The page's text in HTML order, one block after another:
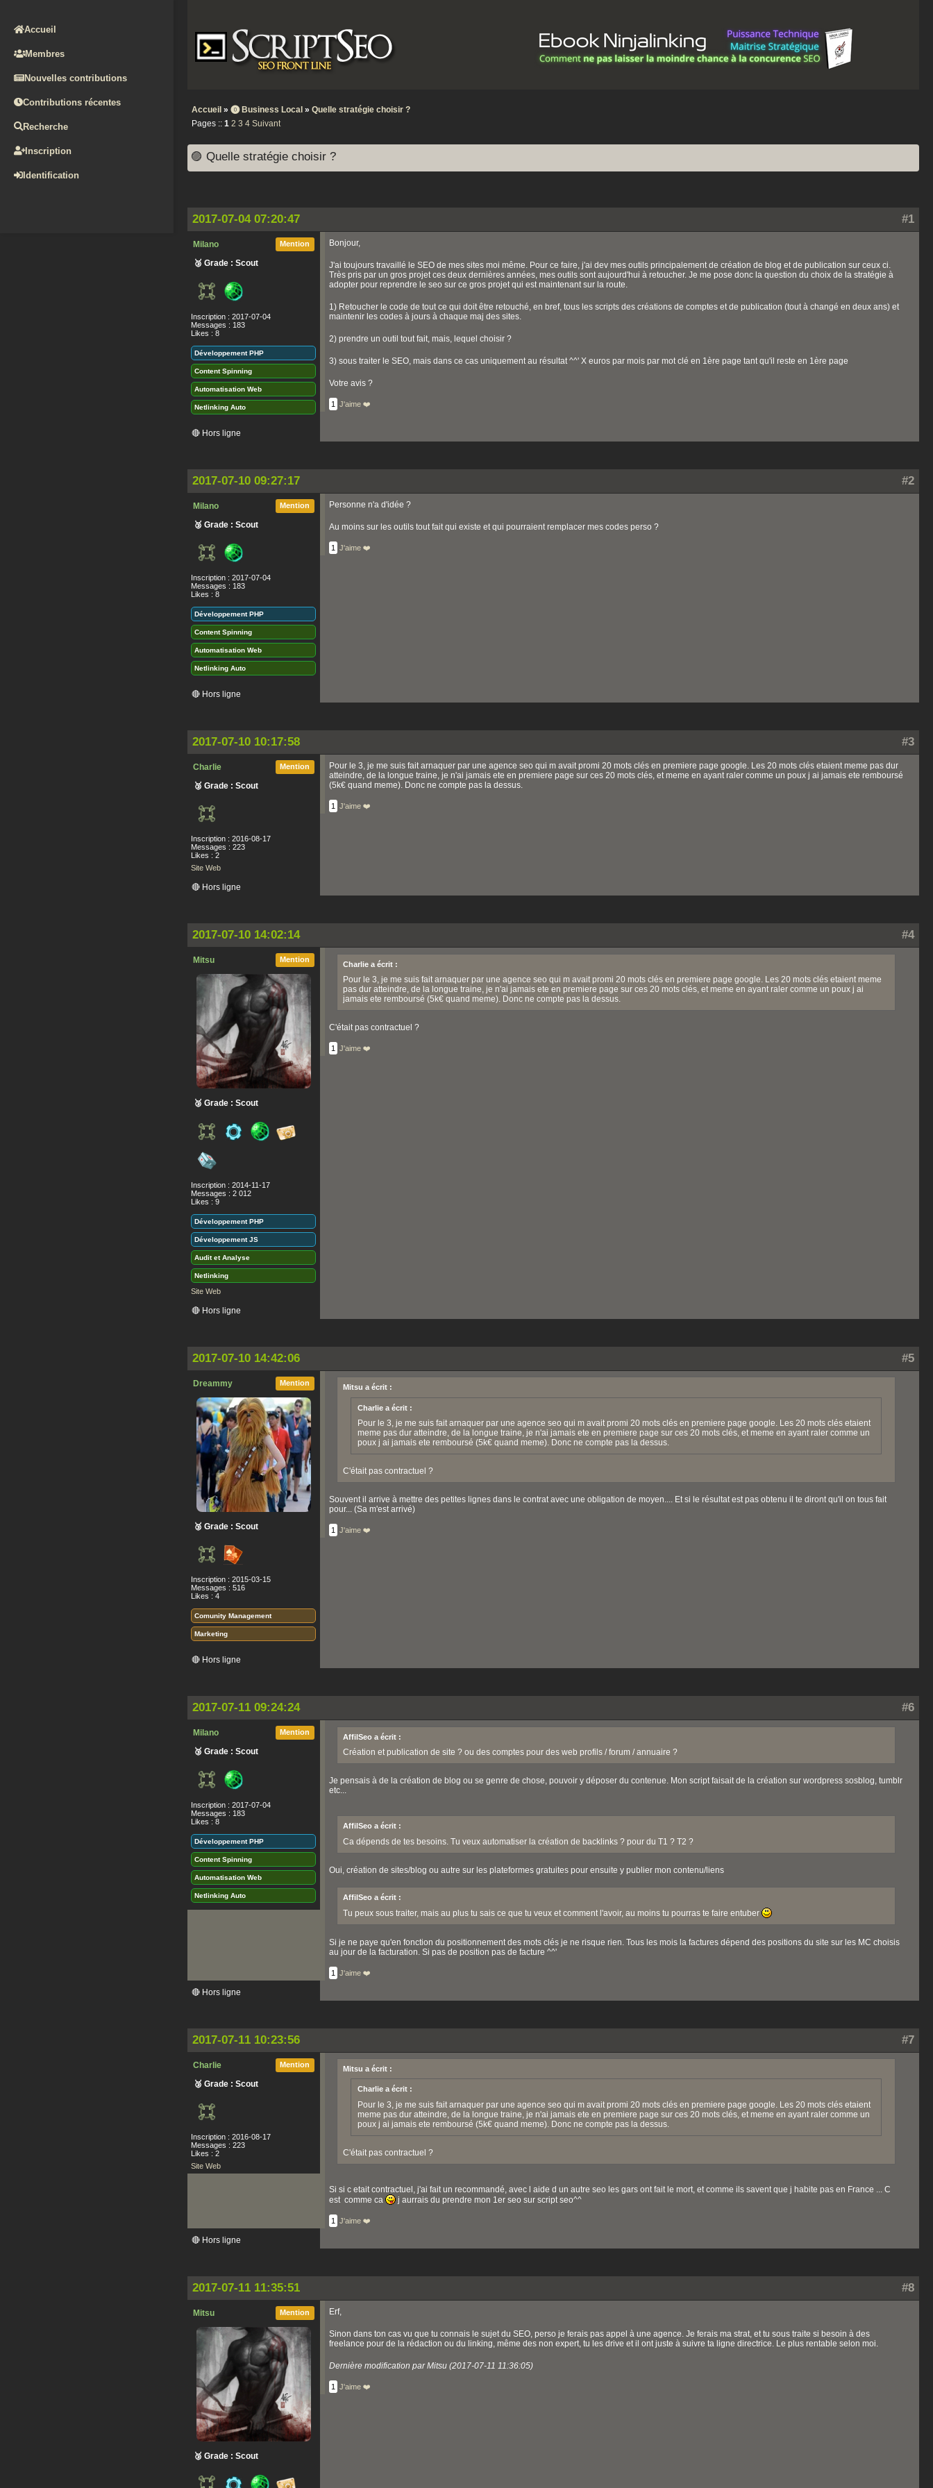
Accueil
Membres
Nouvelles contributions
Contributions récentes
Recherche
Inscription
Identification
Accueil » ⓿ Business Local » Quelle stratégie choisir ?
Pages :: 1 2 3 4 Suivant
🟣 Quelle stratégie choisir ?
#1
2017-07-04 07:20:47
Mention
Milano
🥉 Grade : Scout
Inscription : 2017-07-04
Messages : 183
Likes : 8
Développement PHP
Content Spinning
Automatisation Web
Netlinking Auto
Bonjour,
J'ai toujours travaillé le SEO de mes sites moi même. Pour ce faire, j'ai dev mes outils principalement de création de blog et de publication sur ceux ci.
Très pris par un gros projet ces deux dernières années, mes outils sont aujourd'hui à retoucher. Je me pose donc la question du choix de la stratégie à
adopter pour reprendre le seo sur ce gros projet qui est maintenant sur la route.
1) Retoucher le code de tout ce qui doit être retouché, en bref, tous les scripts des créations de comptes et de publication (tout à changé en deux ans) et
maintenir les codes à jours à chaque maj des sites.
2) prendre un outil tout fait, mais, lequel choisir ?
3) sous traiter le SEO, mais dans ce cas uniquement au résultat ^^' X euros par mois par mot clé en 1ère page tant qu'il reste en 1ère page
Votre avis ?
1 J'aime ❤️
🔴 Hors ligne
#2
2017-07-10 09:27:17
Mention
Milano
🥉 Grade : Scout
Inscription : 2017-07-04
Messages : 183
Likes : 8
Développement PHP
Content Spinning
Automatisation Web
Netlinking Auto
Personne n'a d'idée ?
Au moins sur les outils tout fait qui existe et qui pourraient remplacer mes codes perso ?
1 J'aime ❤️
🔴 Hors ligne
#3
2017-07-10 10:17:58
Mention
Charlie
🥉 Grade : Scout
Inscription : 2016-08-17
Messages : 223
Likes : 2
Site Web
Pour le 3, je me suis fait arnaquer par une agence seo qui m avait promi 20 mots clés en premiere page google. Les 20 mots clés etaient meme pas dur
atteindre, de la longue traine, je n'ai jamais ete en premiere page sur ces 20 mots clés, et meme en ayant raler comme un poux j ai jamais ete remboursé
(5k€ quand meme). Donc ne compte pas la dessus.
1 J'aime ❤️
🔴 Hors ligne
#4
2017-07-10 14:02:14
Mention
Mitsu
🥉 Grade : Scout
Inscription : 2014-11-17
Messages : 2 012
Likes : 9
Développement PHP
Développement JS
Audit et Analyse
Netlinking
Site Web
Charlie a écrit :
Pour le 3, je me suis fait arnaquer par une agence seo qui m avait promi 20 mots clés en premiere page google. Les 20 mots clés etaient meme
pas dur atteindre, de la longue traine, je n'ai jamais ete en premiere page sur ces 20 mots clés, et meme en ayant raler comme un poux j ai
jamais ete remboursé (5k€ quand meme). Donc ne compte pas la dessus.
C'était pas contractuel ?
1 J'aime ❤️
🔴 Hors ligne
#5
2017-07-10 14:42:06
Mention
Dreammy
🥉 Grade : Scout
Inscription : 2015-03-15
Messages : 516
Likes : 4
Comunity Management
Marketing
Mitsu a écrit :
Charlie a écrit :
Pour le 3, je me suis fait arnaquer par une agence seo qui m avait promi 20 mots clés en premiere page google. Les 20 mots clés etaient
meme pas dur atteindre, de la longue traine, je n'ai jamais ete en premiere page sur ces 20 mots clés, et meme en ayant raler comme un
poux j ai jamais ete remboursé (5k€ quand meme). Donc ne compte pas la dessus.
C'était pas contractuel ?
Souvent il arrive à mettre des petites lignes dans le contrat avec une obligation de moyen.... Et si le résultat est pas obtenu il te diront qu'il on tous fait
pour... (Sa m'est arrivé)
1 J'aime ❤️
🔴 Hors ligne
#6
2017-07-11 09:24:24
Mention
Milano
🥉 Grade : Scout
Inscription : 2017-07-04
Messages : 183
Likes : 8
Développement PHP
Content Spinning
Automatisation Web
Netlinking Auto
AffilSeo a écrit :
Création et publication de site ? ou des comptes pour des web profils / forum / annuaire ?
Je pensais à de la création de blog ou se genre de chose, pouvoir y déposer du contenue. Mon script faisait de la création sur wordpress sosblog, tumblr
etc...
AffilSeo a écrit :
Ca dépends de tes besoins. Tu veux automatiser la création de backlinks ? pour du T1 ? T2 ?
Oui, création de sites/blog ou autre sur les plateformes gratuites pour ensuite y publier mon contenu/liens
AffilSeo a écrit :
Tu peux sous traiter, mais au plus tu sais ce que tu veux et comment l'avoir, au moins tu pourras te faire entuber
Si je ne paye qu'en fonction du positionnement des mots clés je ne risque rien. Tous les mois la factures dépend des positions du site sur les MC choisis
au jour de la facturation. Si pas de position pas de facture ^^'
1 J'aime ❤️
🔴 Hors ligne
#7
2017-07-11 10:23:56
Mention
Charlie
🥉 Grade : Scout
Inscription : 2016-08-17
Messages : 223
Likes : 2
Site Web
Mitsu a écrit :
Charlie a écrit :
Pour le 3, je me suis fait arnaquer par une agence seo qui m avait promi 20 mots clés en premiere page google. Les 20 mots clés etaient
meme pas dur atteindre, de la longue traine, je n'ai jamais ete en premiere page sur ces 20 mots clés, et meme en ayant raler comme un
poux j ai jamais ete remboursé (5k€ quand meme). Donc ne compte pas la dessus.
C'était pas contractuel ?
Si si c etait contractuel, j'ai fait un recommandé, avec l aide d un autre seo les gars ont fait le mort, et comme ils savent que j habite pas en France ... C
est comme ca
j aurrais du prendre mon 1er seo sur script seo^^
1 J'aime ❤️
🔴 Hors ligne
#8
2017-07-11 11:35:51
Mention
Mitsu
🥉 Grade : Scout
Erf,
Sinon dans ton cas vu que tu connais le sujet du SEO, perso je ferais pas appel à une agence. Je ferais ma strat, et tu sous traite si besoin à des
freelance pour de la rédaction ou du linking, même des non expert, tu les drive et il ont juste à suivre ta ligne directrice. Le plus rentable selon moi.
Dernière modification par Mitsu (2017-07-11 11:36:05)
1 J'aime ❤️